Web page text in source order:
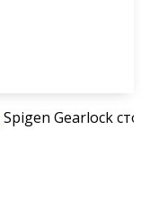
Spigen Gearlock